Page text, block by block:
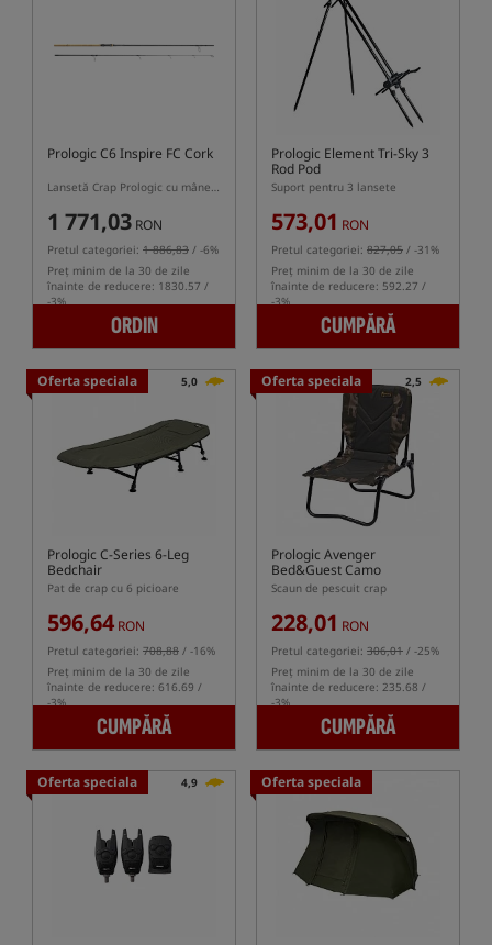
Prologic C6 Inspire FC Cork
Lansetă Crap Prologic cu mâner din plută
1 771,03 RON
Pretul categoriei: 1 886,83 / -6%
Preț minim de la 30 de zile
înainte de reducere: 1830.57 /
-3%
ORDIN
Prologic Element Tri-Sky 3
Rod Pod
Suport pentru 3 lansete
573,01 RON
Pretul categoriei: 827,05 / -31%
Preț minim de la 30 de zile
înainte de reducere: 592.27 /
-3%
CUMPĂRĂ
Oferta speciala 5,0
Prologic C-Series 6-Leg
Bedchair
Pat de crap cu 6 picioare
596,64 RON
Pretul categoriei: 708,88 / -16%
Preț minim de la 30 de zile
înainte de reducere: 616.69 /
-3%
CUMPĂRĂ
Oferta speciala 2,5
Prologic Avenger
Bed&Guest Camo
Scaun de pescuit crap
228,01 RON
Pretul categoriei: 306,01 / -25%
Preț minim de la 30 de zile
înainte de reducere: 235.68 /
-3%
CUMPĂRĂ
Oferta speciala 4,9 Oferta speciala